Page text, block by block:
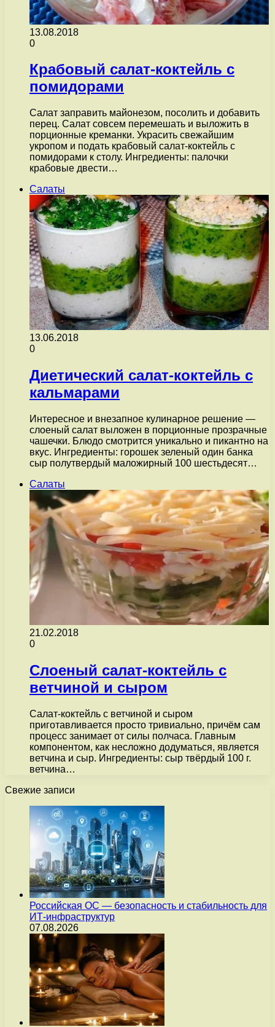
13.08.2018
0
Крабовый салат-коктейль с
помидорами
Салат заправить майонезом, посолить и добавить
перец. Салат совсем перемешать и выложить в
порционные креманки. Украсить свежайшим
укропом и подать крабовый салат-коктейль с
помидорами к столу. Ингредиенты: палочки
крабовые двести…
Салаты
13.06.2018
0
Диетический салат-коктейль с
кальмарами
Интересное и внезапное кулинарное решение —
слоеный салат выложен в порционные прозрачные
чашечки. Блюдо смотрится уникально и пикантно на
вкус. Ингредиенты: горошек зеленый один банка
сыр полутвердый маложирный 100 шестьдесят…
Салаты
21.02.2018
0
Слоеный салат-коктейль с
ветчиной и сыром
Салат-коктейль с ветчиной и сыром
приготавливается просто тривиально, причём сам
процесс занимает от силы полчаса. Главным
компонентом, как несложно додуматься, является
ветчина и сыр. Ингредиенты: сыр твёрдый 100 г.
ветчина…
Свежие записи
Российская ОС — безопасность и стабильность для
ИТ-инфраструктур
07.08.2026